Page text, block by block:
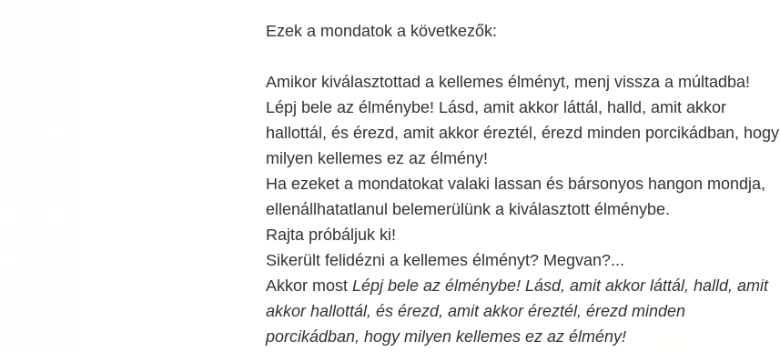
Ezek a mondatok a következők:
Amikor kiválasztottad a kellemes élményt, menj vissza a múltadba!
Lépj bele az élménybe! Lásd, amit akkor láttál, halld, amit akkor
hallottál, és érezd, amit akkor éreztél, érezd minden porcikádban, hogy
milyen kellemes ez az élmény!
Ha ezeket a mondatokat valaki lassan és bársonyos hangon mondja,
ellenállhatatlanul belemerülünk a kiválasztott élménybe.
Rajta próbáljuk ki!
Sikerült felidézni a kellemes élményt? Megvan?...
Akkor most Lépj bele az élménybe! Lásd, amit akkor láttál, halld, amit
akkor hallottál, és érezd, amit akkor éreztél, érezd minden
porcikádban, hogy milyen kellemes ez az élmény!